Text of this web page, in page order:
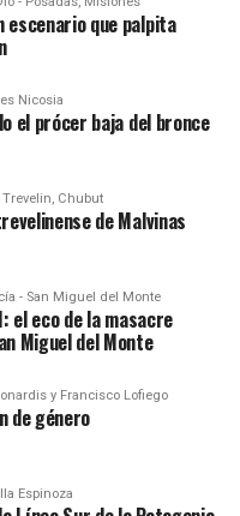
escenario que palpita
Nicosia
el prócer baja del bronce
Chubut
de Malvinas
- San Miguel del Monte
el eco de la masacre
Miguel del Monte
y Francisco Lofiego
de género
Espinoza